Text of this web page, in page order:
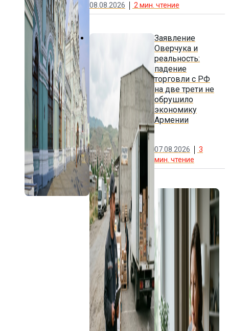
08.08.2026 2 мин. чтение
Заявление
Оверчука и
реальность:
падение
торговли с РФ
на две трети не
обрушило
экономику
Армении
07.08.2026
3
мин. чтение